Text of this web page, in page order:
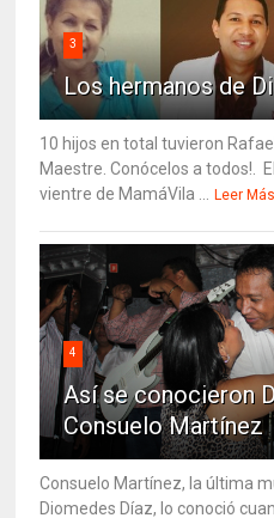
3
Los hermanos de
10 hijos en total tuvieron
Maestre. Conócelos a todos!.
vientre de MamáVila ... Leer Más
4
Así se conocieron
Consuelo Martínez
Consuelo Martínez, la última
Diomedes Díaz, lo conoció